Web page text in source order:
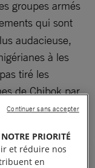
groupes armés
qui sont
audacieuse,
à les
tiré les
de Chibok par
PRIORITÉ
et réduire nos
en
Continuer sans accepter